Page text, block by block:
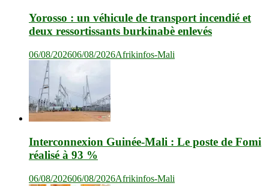
Yorosso : un véhicule de transport incendié et
deux ressortissants burkinabè enlevés
06/08/202606/08/2026Afrikinfos-Mali
Interconnexion Guinée-Mali : Le poste de Fomi
réalisé à 93 %
06/08/202606/08/2026Afrikinfos-Mali